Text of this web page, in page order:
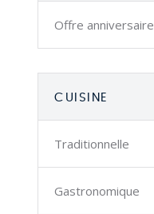
Offre anniversaire
CUISINE
Traditionnelle
Gastronomique